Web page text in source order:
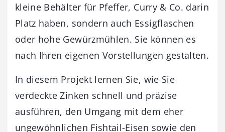
kleine Behälter für Pfeffer, Curry & Co. darin
Platz haben, sondern auch Essigflaschen
oder hohe Gewürzmühlen. Sie können es
nach Ihren eigenen Vorstellungen gestalten.
In diesem Projekt lernen Sie, wie Sie
verdeckte Zinken schnell und präzise
ausführen, den Umgang mit dem eher
ungewöhnlichen Fishtail-Eisen sowie den